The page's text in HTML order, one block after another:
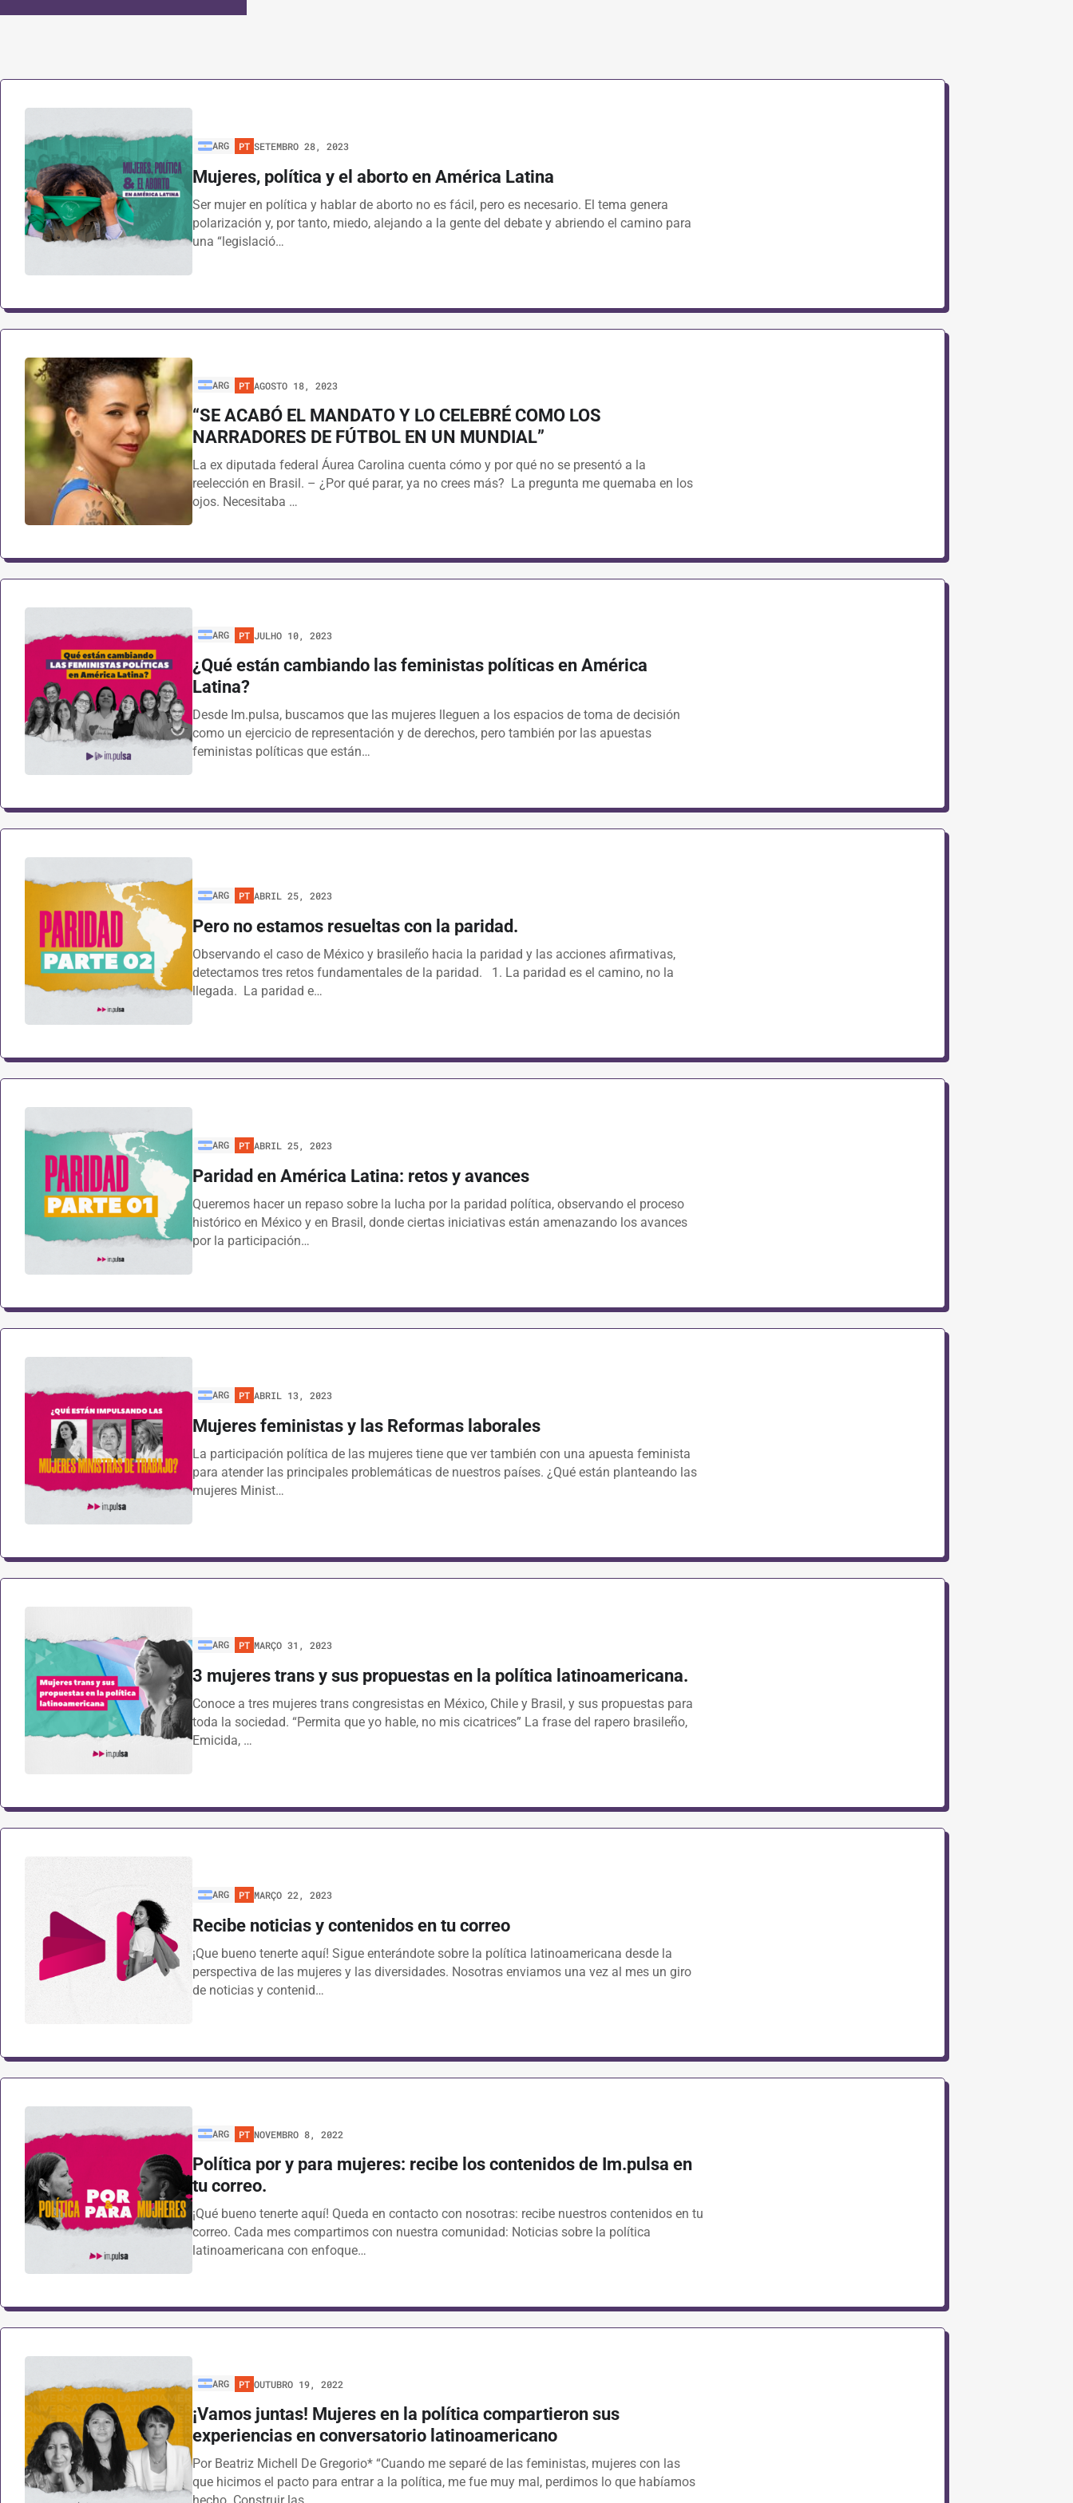
ARG PT SETEMBRO 28, 2023
Mujeres, política y el aborto en América Latina
Ser mujer en política y hablar de aborto no es fácil, pero es necesario. El tema genera
polarización y, por tanto, miedo, alejando a la gente del debate y abriendo el camino para
una “legislació…
ARG PT AGOSTO 18, 2023
“SE ACABÓ EL MANDATO Y LO CELEBRÉ COMO LOS
NARRADORES DE FÚTBOL EN UN MUNDIAL”
La ex diputada federal Áurea Carolina cuenta cómo y por qué no se presentó a la
reelección en Brasil. – ¿Por qué parar, ya no crees más? La pregunta me quemaba en los
ojos. Necesitaba …
ARG PT JULHO 10, 2023
¿Qué están cambiando las feministas políticas en América
Latina?
Desde Im.pulsa, buscamos que las mujeres lleguen a los espacios de toma de decisión
como un ejercicio de representación y de derechos, pero también por las apuestas
feministas políticas que están…
ARG PT ABRIL 25, 2023
Pero no estamos resueltas con la paridad.
Observando el caso de México y brasileño hacia la paridad y las acciones afirmativas,
detectamos tres retos fundamentales de la paridad. 1. La paridad es el camino, no la
llegada. La paridad e…
ARG PT ABRIL 25, 2023
Paridad en América Latina: retos y avances
Queremos hacer un repaso sobre la lucha por la paridad política, observando el proceso
histórico en México y en Brasil, donde ciertas iniciativas están amenazando los avances
por la participación…
ARG PT ABRIL 13, 2023
Mujeres feministas y las Reformas laborales
La participación política de las mujeres tiene que ver también con una apuesta feminista
para atender las principales problemáticas de nuestros países. ¿Qué están planteando las
mujeres Minist…
ARG PT MARÇO 31, 2023
3 mujeres trans y sus propuestas en la política latinoamericana.
Conoce a tres mujeres trans congresistas en México, Chile y Brasil, y sus propuestas para
toda la sociedad. “Permita que yo hable, no mis cicatrices” La frase del rapero brasileño,
Emicida, …
ARG PT MARÇO 22, 2023
Recibe noticias y contenidos en tu correo
¡Que bueno tenerte aquí! Sigue enterándote sobre la política latinoamericana desde la
perspectiva de las mujeres y las diversidades. Nosotras enviamos una vez al mes un giro
de noticias y contenid…
ARG PT NOVEMBRO 8, 2022
Política por y para mujeres: recibe los contenidos de Im.pulsa en
tu correo.
¡Qué bueno tenerte aquí! Queda en contacto con nosotras: recibe nuestros contenidos en tu
correo. Cada mes compartimos con nuestra comunidad: Noticias sobre la política
latinoamericana con enfoque…
ARG PT OUTUBRO 19, 2022
¡Vamos juntas! Mujeres en la política compartieron sus
experiencias en conversatorio latinoamericano
Por Beatriz Michell De Gregorio* “Cuando me separé de las feministas, mujeres con las
que hicimos el pacto para entrar a la política, me fue muy mal, perdimos lo que habíamos